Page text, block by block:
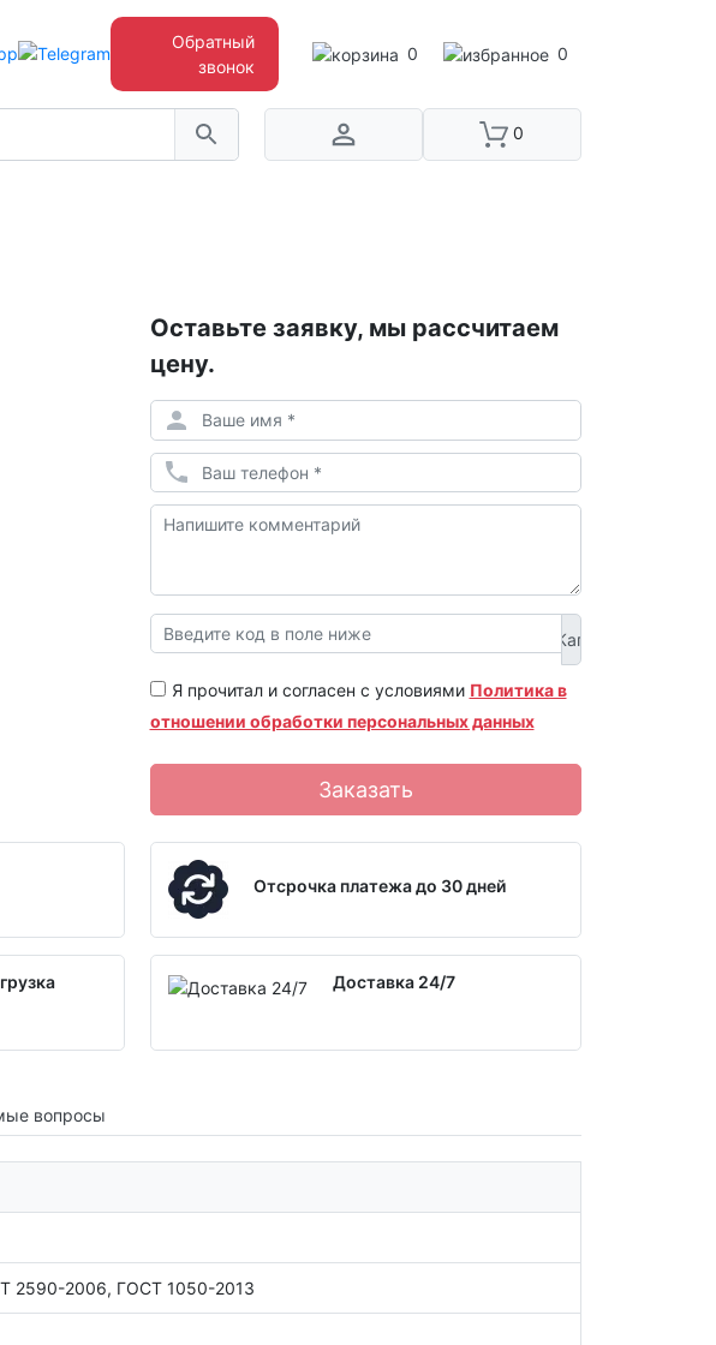
0 0
Обратный
звонок
0
Оставьте заявку, мы рассчитаем
цену.
Я прочитал и согласен с условиями Политика в
отношении обработки персональных данных
Заказать
Отсрочка платежа до 30 дней
Доставка 24/7
вопросы
2590-2006, ГОСТ 1050-2013